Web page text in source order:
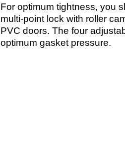
For optimum tight­ness, you
multi-point lock with roller
PVC doors. The­ four
optimum gasket pressure.